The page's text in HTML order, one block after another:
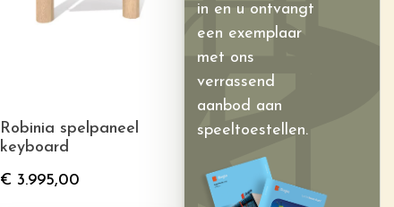
Robinia spelpaneel
keyboard
€ 3.995,00
in en u ontvangt
een exemplaar
met ons
verrassend
aanbod aan
speeltoestellen.